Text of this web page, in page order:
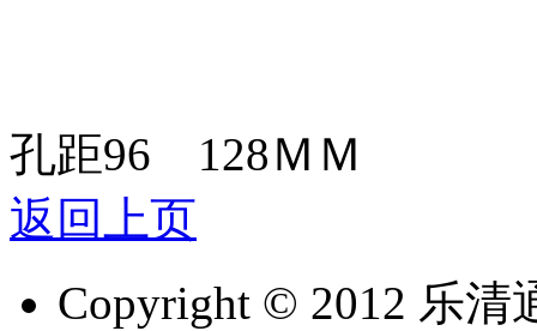
孔距96 128ＭＭ
返回上页
Copyright © 2012 乐清